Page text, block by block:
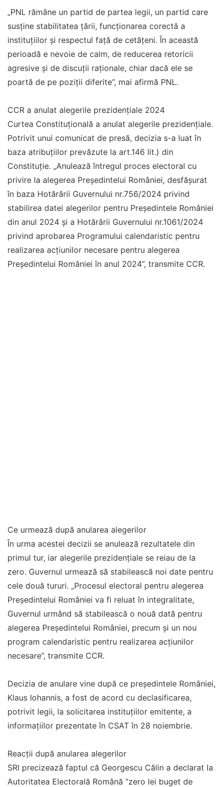
„PNL rămâne un partid de partea legii, un partid care
susţine stabilitatea ţării, funcţionarea corectă a
instituţiilor şi respectul faţă de cetăţeni. În această
perioadă e nevoie de calm, de reducerea retoricii
agresive şi de discuţii raţionale, chiar dacă ele se
poartă de pe poziţii diferite”, mai afirmă PNL.
CCR a anulat alegerile prezidențiale 2024
Curtea Constituțională a anulat alegerile prezidențiale.
Potrivit unui comunicat de presă, decizia s-a luat în
baza atribuțiilor prevăzute la art.146 lit.) din
Constituție. „Anulează întregul proces electoral cu
privire la alegerea Președintelui României, desfășurat
în baza Hotărârii Guvernului nr.756/2024 privind
stabilirea datei alegerilor pentru Preşedintele României
din anul 2024 și a Hotărârii Guvernului nr.1061/2024
privind aprobarea Programului calendaristic pentru
realizarea acţiunilor necesare pentru alegerea
Preşedintelui României în anul 2024”, transmite CCR.
Ce urmează după anularea alegerilor
În urma acestei decizii se anulează rezultatele din
primul tur, iar alegerile prezidenţiale se reiau de la
zero. Guvernul urmează să stabilească noi date pentru
cele două tururi. „Procesul electoral pentru alegerea
Președintelui României va fi reluat în integralitate,
Guvernul urmând să stabilească o nouă dată pentru
alegerea Preşedintelui României, precum și un nou
program calendaristic pentru realizarea acţiunilor
necesare”, transmite CCR.
Decizia de anulare vine după ce președintele României,
Klaus Iohannis, a fost de acord cu declasificarea,
potrivit legii, la solicitarea instituțiilor emitente, a
informațiilor prezentate în CSAT în 28 noiembrie.
Reacții după anularea alegerilor
SRI precizează faptul că Georgescu Călin a declarat la
Autoritatea Electorală Română ”zero lei buget de